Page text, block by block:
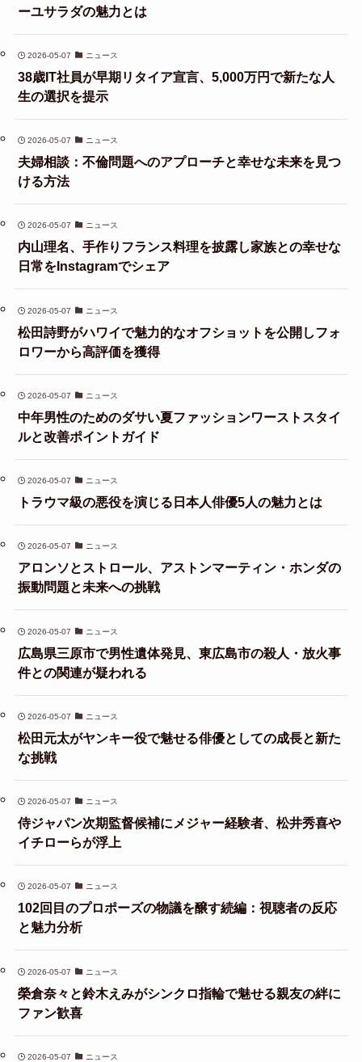
ーユサラダの魅力とは
2026-05-07 ニュース
38歳IT社員が早期リタイア宣言、5,000万円で新たな人
生の選択を提示
2026-05-07 ニュース
夫婦相談：不倫問題へのアプローチと幸せな未来を見つ
ける方法
2026-05-07 ニュース
内山理名、手作りフランス料理を披露し家族との幸せな
日常をInstagramでシェア
2026-05-07 ニュース
松田詩野がハワイで魅力的なオフショットを公開しフォ
ロワーから高評価を獲得
2026-05-07 ニュース
中年男性のためのダサい夏ファッションワーストスタイ
ルと改善ポイントガイド
2026-05-07 ニュース
トラウマ級の悪役を演じる日本人俳優5人の魅力とは
2026-05-07 ニュース
アロンソとストロール、アストンマーティン・ホンダの
振動問題と未来への挑戦
2026-05-07 ニュース
広島県三原市で男性遺体発見、東広島市の殺人・放火事
件との関連が疑われる
2026-05-07 ニュース
松田元太がヤンキー役で魅せる俳優としての成長と新た
な挑戦
2026-05-07 ニュース
侍ジャパン次期監督候補にメジャー経験者、松井秀喜や
イチローらが浮上
2026-05-07 ニュース
102回目のプロポーズの物議を醸す続編：視聴者の反応
と魅力分析
2026-05-07 ニュース
榮倉奈々と鈴木えみがシンクロ指輪で魅せる親友の絆に
ファン歓喜
2026-05-07 ニュース